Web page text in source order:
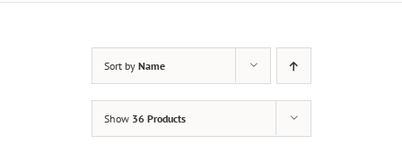
Sort by Name
Show 36 Products